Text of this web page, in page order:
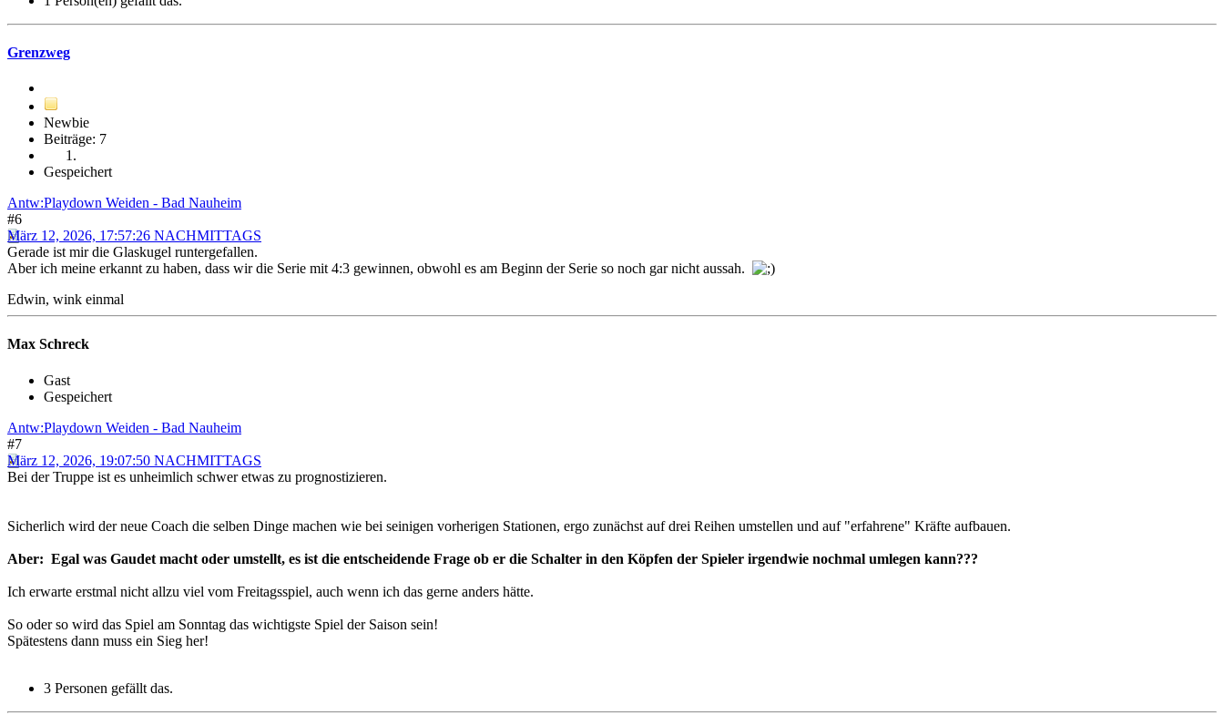
Grenzweg
Newbie
Beiträge: 7
Gespeichert
Antw:Playdown Weiden - Bad Nauheim
#6
März 12, 2026, 17:57:26 NACHMITTAGS
Gerade ist mir die Glaskugel runtergefallen.
Aber ich meine erkannt zu haben, dass wir die Serie mit 4:3 gewinnen, obwohl es am Beginn der Serie so noch gar nicht aussah.
Edwin, wink einmal
Max Schreck
Gast
Gespeichert
Antw:Playdown Weiden - Bad Nauheim
#7
März 12, 2026, 19:07:50 NACHMITTAGS
Bei der Truppe ist es unheimlich schwer etwas zu prognostizieren.
Sicherlich wird der neue Coach die selben Dinge machen wie bei seinigen vorherigen Stationen, ergo zunächst auf drei Reihen umstellen und auf "erfahrene" Kräfte aufbauen.
Aber: Egal was Gaudet macht oder umstellt, es ist die entscheidende Frage ob er die Schalter in den Köpfen der Spieler irgendwie nochmal umlegen kann???
Ich erwarte erstmal nicht allzu viel vom Freitagsspiel, auch wenn ich das gerne anders hätte.
So oder so wird das Spiel am Sonntag das wichtigste Spiel der Saison sein!
Spätestens dann muss ein Sieg her!
3 Personen gefällt das.